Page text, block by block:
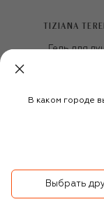
TIZIANA
Гель для
В каком городе
Выбрать